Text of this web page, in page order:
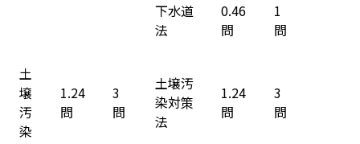
下水道
法
0.46
問
1
問
土
壌
汚
染
1.24
問
3
問
土壌汚
染対策
法
1.24
問
3
問